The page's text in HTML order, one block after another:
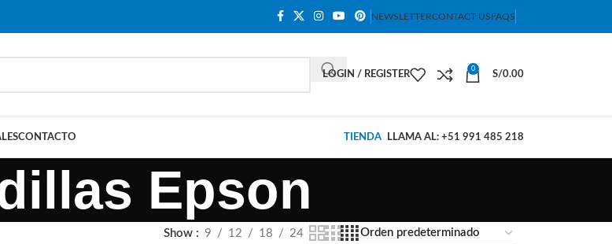
NEWSLETTERCONTACT USFAQS
LOGIN / REGISTER
0
S/0.00
CONTACTO TIENDA LLAMA AL: +51 991 485 218
Epson
Show 9 12 18 24